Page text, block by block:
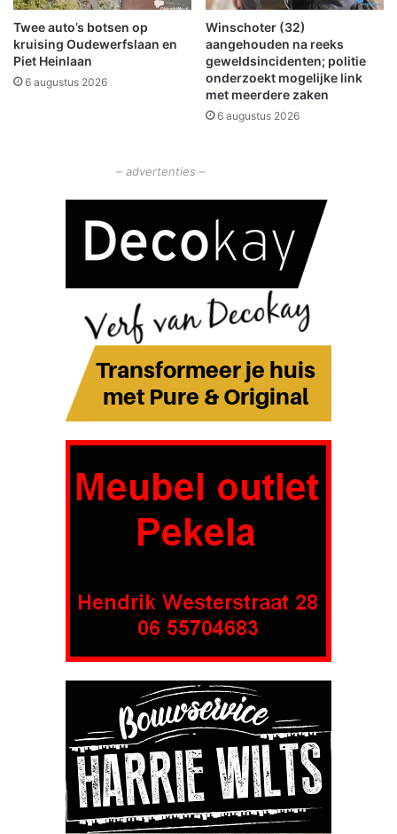
a
n
u
i
t
Twee auto’s botsen op
kruising Oudewerfslaan en
Piet Heinlaan
6 augustus 2026
Winschoter (32)
aangehouden na reeks
geweldsincidenten; politie
onderzoekt mogelijke link
met meerdere zaken
6 augustus 2026
– advertenties –